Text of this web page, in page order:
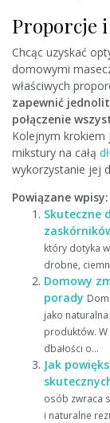
Proporcje
Chcąc uzyskać
domowymi
właściwych
zapewnić
połączenie
Kolejnym krokiem
mikstury na całą
wykorzystanie jej
Powiązane wpisy:
Skuteczne
który dotyka
drobne,
Domowy
porady
jako
produktów.
dbałości o...
Jak
osób zwraca
i naturalne